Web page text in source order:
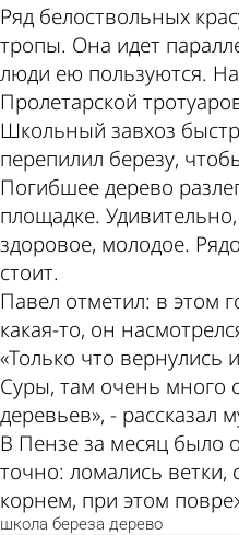
Ряд белоствольных
тропы. Она идет
люди ею пользуются.
Пролетарской
Школьный завхоз
перепилил березу,
Погибшее дерево
площадке.
здоровое, молодое.
стоит.
Павел отметил: в этом
какая-то, он
«Только что
Суры, там очень много
деревьев», - рассказал
В Пензе за месяц было
точно: ломались
корнем, при этом
школа береза дерево